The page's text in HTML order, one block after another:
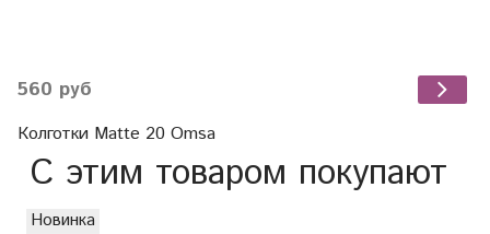
560 руб
Колготки Matte 20 Omsa
С этим товаром покупают
Новинка